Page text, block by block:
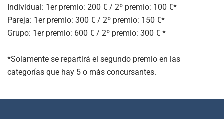
Individual: 1er premio: 200 € / 2º premio: 100 €*
Pareja: 1er premio: 300 € / 2º premio: 150 €*
Grupo: 1er premio: 600 € / 2º premio: 300 € *
*Solamente se repartirá el segundo premio en las
categorías que hay 5 o más concursantes.